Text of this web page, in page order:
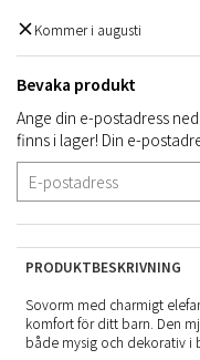
Kommer i augusti
Bevaka produkt
Ange din e-postadress
finns i lager! Din e-
PRODUKTBESKRIVNING
Sovorm med charmigt
komfort för ditt barn. Den
både mysig och dekorativ i